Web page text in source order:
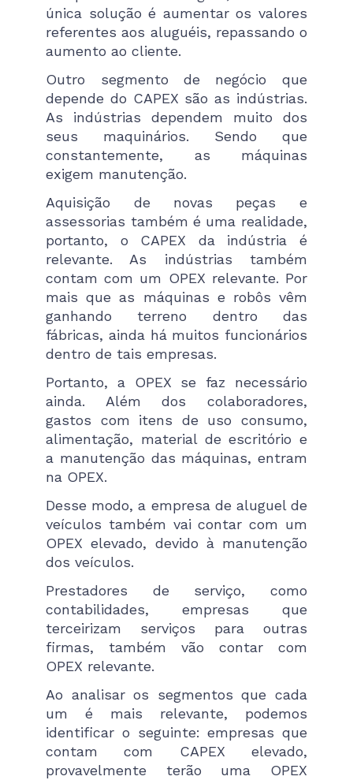
única solução é aumentar os valores
referentes aos aluguéis, repassando o
aumento ao cliente.
Outro segmento de negócio que
depende do CAPEX são as indústrias.
As indústrias dependem muito dos
seus maquinários. Sendo que
constantemente, as máquinas
exigem manutenção.
Aquisição de novas peças e
assessorias também é uma realidade,
portanto, o CAPEX da indústria é
relevante. As indústrias também
contam com um OPEX relevante. Por
mais que as máquinas e robôs vêm
ganhando terreno dentro das
fábricas, ainda há muitos funcionários
dentro de tais empresas.
Portanto, a OPEX se faz necessário
ainda. Além dos colaboradores,
gastos com itens de uso consumo,
alimentação, material de escritório e
a manutenção das máquinas, entram
na OPEX.
Desse modo, a empresa de aluguel de
veículos também vai contar com um
OPEX elevado, devido à manutenção
dos veículos.
Prestadores de serviço, como
contabilidades, empresas que
terceirizam serviços para outras
firmas, também vão contar com
OPEX relevante.
Ao analisar os segmentos que cada
um é mais relevante, podemos
identificar o seguinte: empresas que
contam com CAPEX elevado,
provavelmente terão uma OPEX